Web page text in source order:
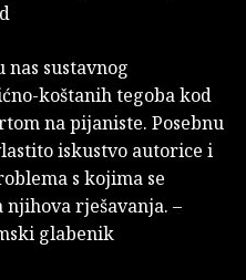
sustavnog
koštanih tegoba kod
na pijaniste. Posebnu
iskustvo autorice i
s kojima se
njihova rješavanja. –
glabenik